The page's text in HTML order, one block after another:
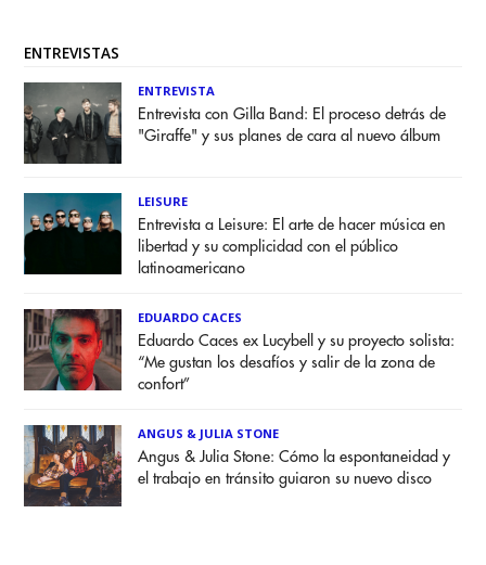
ENTREVISTAS
ENTREVISTA
Entrevista con Gilla Band: El proceso detrás de
"Giraffe" y sus planes de cara al nuevo álbum
LEISURE
Entrevista a Leisure: El arte de hacer música en
libertad y su complicidad con el público
latinoamericano
EDUARDO CACES
Eduardo Caces ex Lucybell y su proyecto solista:
“Me gustan los desafíos y salir de la zona de
confort”
ANGUS & JULIA STONE
Angus & Julia Stone: Cómo la espontaneidad y
el trabajo en tránsito guiaron su nuevo disco